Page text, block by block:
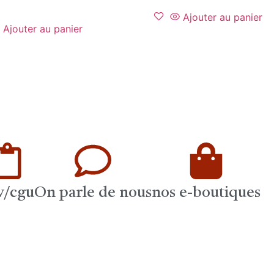
Ajouter au panier
Ajouter au panier
cguOn parle de nousnos e-boutiques